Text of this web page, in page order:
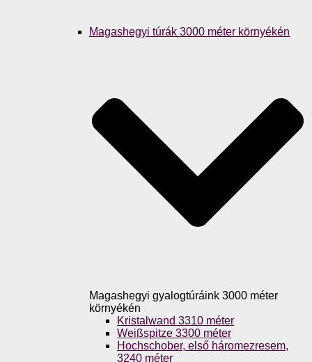
Magashegyi túrák 3000 méter környékén
Magashegyi gyalogtúráink 3000 méter
környékén
Kristalwand 3310 méter
Weißspitze 3300 méter
Hochschober, első háromezresem,
3240 méter